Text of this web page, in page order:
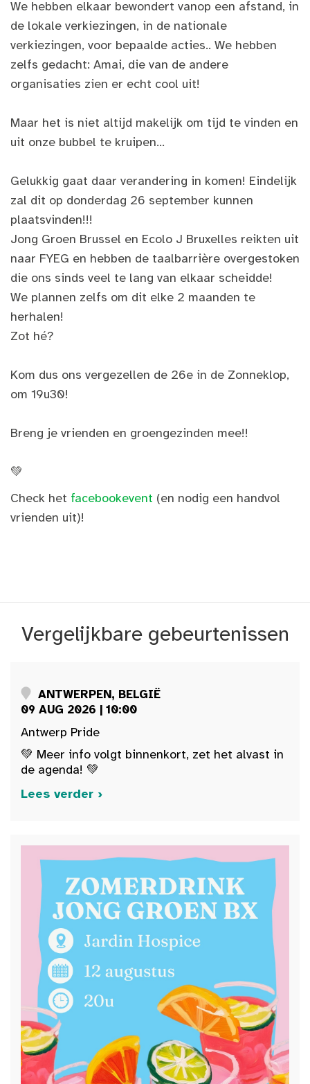
We hebben elkaar bewondert vanop een afstand, in
de lokale verkiezingen, in de nationale
verkiezingen, voor bepaalde acties.. We hebben
zelfs gedacht: Amai, die van de andere
organisaties zien er echt cool uit!
Maar het is niet altijd makelijk om tijd te vinden en
uit onze bubbel te kruipen...
Gelukkig gaat daar verandering in komen! Eindelijk
zal dit op donderdag 26 september kunnen
plaatsvinden!!!
Jong Groen Brussel en Ecolo J Bruxelles reikten uit
naar FYEG en hebben de taalbarrière overgestoken
die ons sinds veel te lang van elkaar scheidde!
We plannen zelfs om dit elke 2 maanden te
herhalen!
Zot hé?
Kom dus ons vergezellen de 26e in de Zonneklop,
om 19u30!
Breng je vrienden en groengezinden mee!!
💚
Check het facebookevent (en nodig een handvol
vrienden uit)!
Vergelijkbare gebeurtenissen
ANTWERPEN, BELGIË
09 AUG 2026 | 10:00
Antwerp Pride
💚 Meer info volgt binnenkort, zet het alvast in
de agenda! 💚
Lees verder ›